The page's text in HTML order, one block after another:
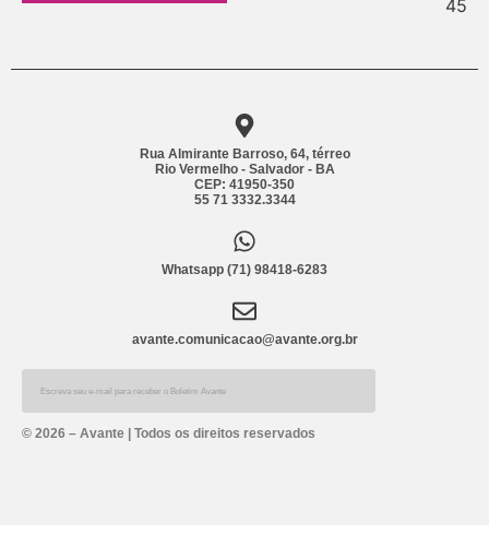
Rua Almirante Barroso, 64, térreo
Rio Vermelho - Salvador - BA
CEP: 41950-350
55 71 3332.3344
Whatsapp (71) 98418-6283
avante.comunicacao@avante.org.br
Alternative:
© 2026 – Avante | Todos os direitos reservados